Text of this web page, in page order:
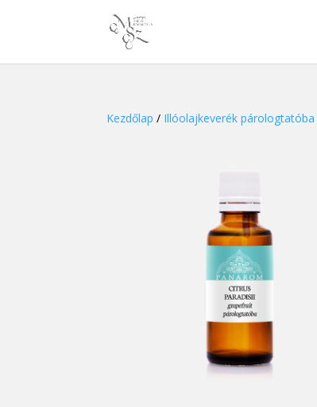
Kezdőlap / Illóolajkeverék párologtatóba